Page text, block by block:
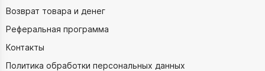
Возврат товара и денег
Реферальная программа
Контакты
Политика обработки персональных данных